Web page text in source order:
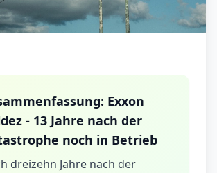
Exxon
- 13 Jahre nach der
noch in Betrieb
dreizehn Jahre nach der